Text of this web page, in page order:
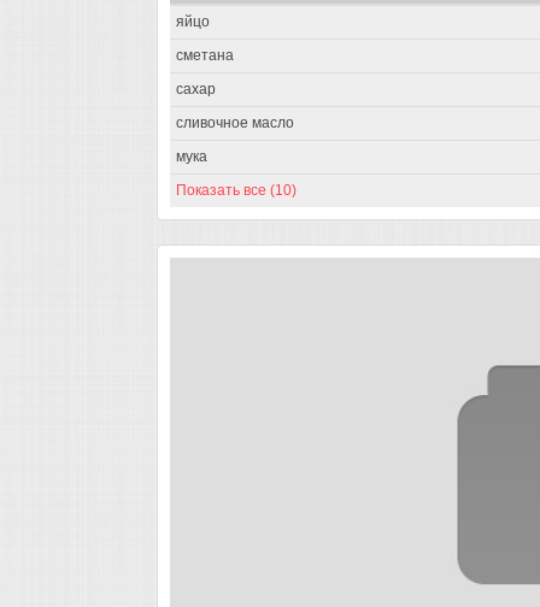
яйцо
сметана
сахар
сливочное масло
мука
Показать все (10)